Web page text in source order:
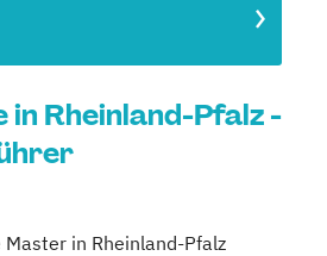
Rheinland-Pfalz -
in Rheinland-Pfalz